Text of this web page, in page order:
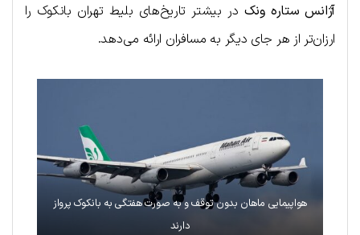
آژانس ستاره ونک در بیشتر تاریخ‌های بلیط تهران بانکوک را
ارزان‌تر از هر جای دیگر به مسافران ارائه می‌دهد.
هواپیمایی ماهان بدون توقف و به صورت هفتگی به بانکوک پرواز
دارند